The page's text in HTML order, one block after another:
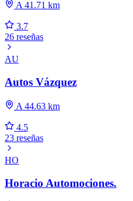
A 41.71 km
3.7
26 reseñas
AU
Autos Vázquez
A 44.63 km
4.5
23 reseñas
HO
Horacio Automociones.